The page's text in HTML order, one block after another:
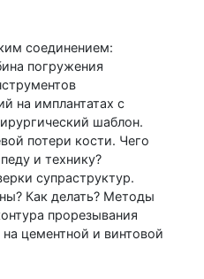
соединением:
погружения
на имплантатах с
шаблон.
потери кости. Чего
и технику?
супраструктур.
Как делать? Методы
прорезывания
цементной и винтовой